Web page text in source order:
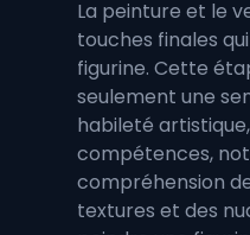
La peinture et le
touches finales
figurine. Cette
seulement une
habileté
compétences,
compréhension
textures et des